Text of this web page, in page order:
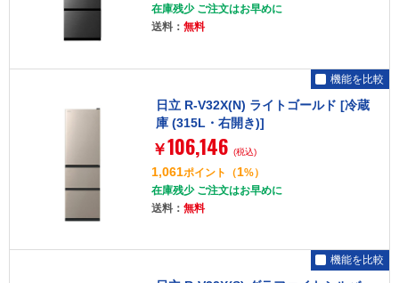
在庫残少 ご注文はお早めに
送料： 無料
日立 R-V32X(N) ライトゴールド [冷蔵
庫 (315L・右開き)]
￥106,146 (税込)
1,061ポイント （1%）
在庫残少 ご注文はお早めに
送料： 無料
機能を比較
機能を比較